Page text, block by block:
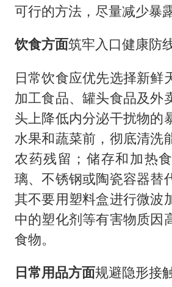
可行的方法，尽量减少暴露
饮食方面筑牢入口健康防
日常饮食应优先选择新鲜
加工食品、罐头食品及外
头上降低内分泌干扰物的
水果和蔬菜前，彻底清洗
农药残留；储存和加热
璃、不锈钢或陶瓷容器替
其不要用塑料盒进行微波
中的塑化剂等有害物质因
食物。
日常用品方面规避隐形接